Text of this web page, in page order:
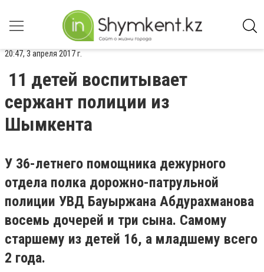
20:47, 3 апреля 2017 г.
11 детей воспитывает
сержант полиции из
Шымкента
У 36-летнего помощника дежурного
отдела полка дорожно-патрульной
полиции УВД Бауыржана Абдурахманова
восемь дочерей и три сына. Самому
старшему из детей 16, а младшему всего
2 года.